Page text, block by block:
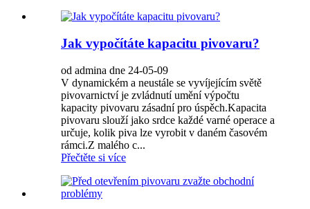
Jak vypočítáte kapacitu pivovaru?
od admina dne 24-05-09
V dynamickém a neustále se vyvíjejícím světě
pivovarnictví je zvládnutí umění výpočtu
kapacity pivovaru zásadní pro úspěch.Kapacita
pivovaru slouží jako srdce každé varné operace a
určuje, kolik piva lze vyrobit v daném časovém
rámci.Z malého c...
Přečtěte si více